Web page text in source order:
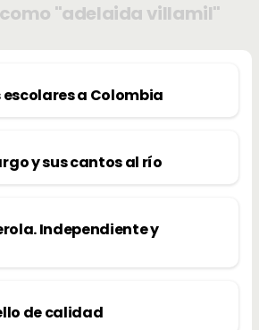
"adelaida villamil"
a Colombia
y sus cantos al río
Independiente y
de calidad